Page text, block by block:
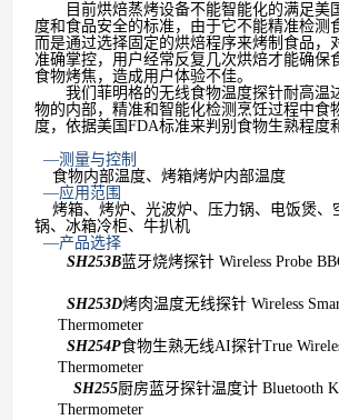
目前烘焙蒸烤设备不能智能化的满足美
度和食品安全的标准，由于它不能精准检测
而是通过选择固定的烘焙程序来烤制食品，
准确掌控，用户经常反复几次烘焙才能确保
食物烤焦，造成用户体验不佳。
我们菲明格的无线食物温度探针耐高温
物的内部， 精准和智能化检测烹饪过程中食
度， 依据美国 FDA标准来判别食物生熟程度
—测量与控制
食物内部温度、烤箱烤炉内部温度
—应用范围
烤箱、烤炉、光波炉、压力锅、电饭煲、
锅、冰箱冷柜、牛扒机
—产品选择
SH253B蓝牙烧烤探针 Wireless Probe
SH253D烤肉温度无线探针 Wireless
Thermometer
SH254P食物生熟无线AI探针True
Thermometer
SH255厨房蓝牙探针温度计 Bluetooth
Thermometer